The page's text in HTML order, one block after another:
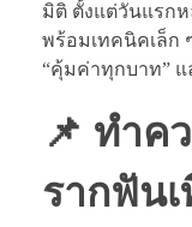
มิติ ตั้งแต่วันแรกห
พร้อมเทคนิคเล็ก
“คุ้มค่าทุกบาท”
📌 ทำค
รากฟัน